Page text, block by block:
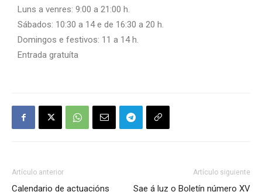
Luns a venres: 9:00 a 21:00 h.
Sábados: 10:30 a 14 e de 16:30 a 20 h.
Domingos e festivos: 11 a 14 h.
Entrada gratuíta
Artículo anterior
Calendario de actuacións
Artículo siguiente
Sae á luz o Boletín número XV